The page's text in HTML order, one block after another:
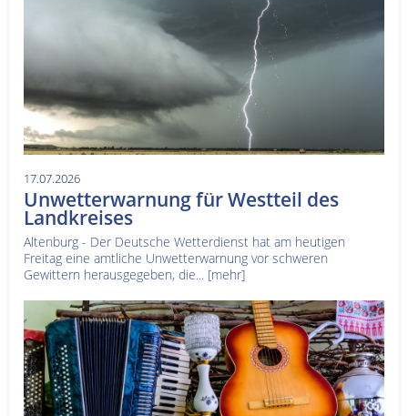
17.07.2026
Unwetterwarnung für Westteil des
Landkreises
Altenburg - Der Deutsche Wetterdienst hat am heutigen
Freitag eine amtliche Unwetterwarnung vor schweren
Gewittern herausgegeben, die... [mehr]